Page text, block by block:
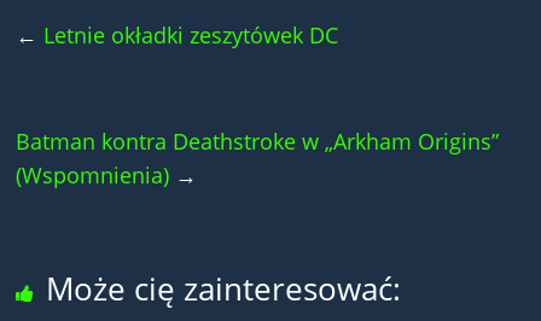
← Letnie okładki zeszytówek DC
Batman kontra Deathstroke w „Arkham Origins”
(Wspomnienia) →
Może cię zainteresować: